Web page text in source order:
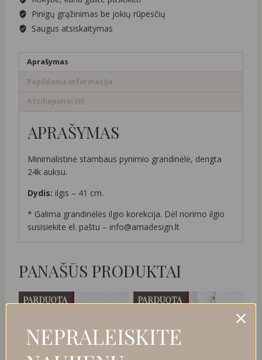
Pinigų grąžinimas be jokių rūpesčių
Saugus atsiskaitymas
Aprašymas
Papildoma informacija
Atsiliepimai (0)
APRAŠYMAS
Minimalistinė stambaus pynimio grandinėlė, dengta
24k auksu.
Dydis: ilgis – 41 cm.
* Galima grandinėlės ilgio korekcija. Dėl norimo ilgio
susisiekite el. paštu – info@amadesign.lt
PANAŠŪS PRODUKTAI
NUOLAIDA
PARDUOTA NUOLAIDA
PARDUOTA
NEPRALEISKITE